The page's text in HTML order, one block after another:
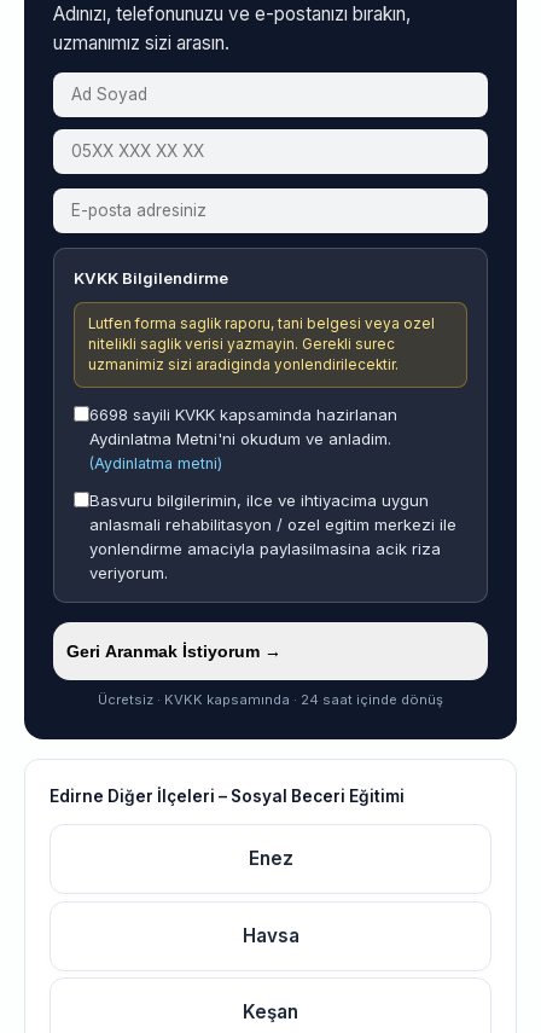
Adınızı, telefonunuzu ve e-postanızı bırakın,
uzmanımız sizi arasın.
KVKK Bilgilendirme
Lutfen forma saglik raporu, tani belgesi veya ozel
nitelikli saglik verisi yazmayin. Gerekli surec
uzmanimiz sizi aradiginda yonlendirilecektir.
6698 sayili KVKK kapsaminda hazirlanan
Aydinlatma Metni'ni okudum ve anladim.
(Aydinlatma metni)
Basvuru bilgilerimin, ilce ve ihtiyacima uygun
anlasmali rehabilitasyon / ozel egitim merkezi ile
yonlendirme amaciyla paylasilmasina acik riza
veriyorum.
Geri Aranmak İstiyorum →
Ücretsiz · KVKK kapsamında · 24 saat içinde dönüş
Edirne Diğer İlçeleri – Sosyal Beceri Eğitimi
Enez
Havsa
Keşan